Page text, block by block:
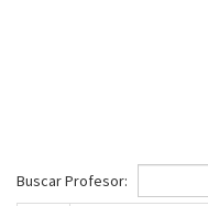
Buscar Profesor: